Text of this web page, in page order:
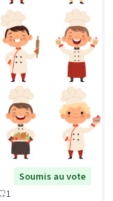
Soumis au vote
1